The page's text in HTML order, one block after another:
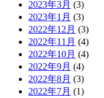
2023年3月 (3)
2023年1月 (3)
2022年12月 (3)
2022年11月 (4)
2022年10月 (4)
2022年9月 (4)
2022年8月 (3)
2022年7月 (1)